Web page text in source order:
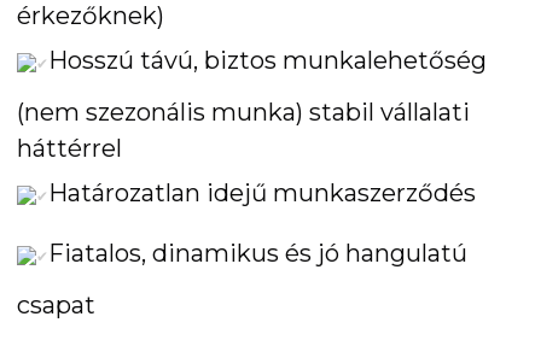
érkezőknek)
Hosszú távú, biztos munkalehetőség
(nem szezonális munka) stabil vállalati
háttérrel
Határozatlan idejű munkaszerződés
Fiatalos, dinamikus és jó hangulatú
csapat